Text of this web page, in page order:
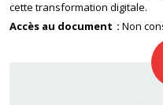
cette transformation digitale.
Accès au document
Non